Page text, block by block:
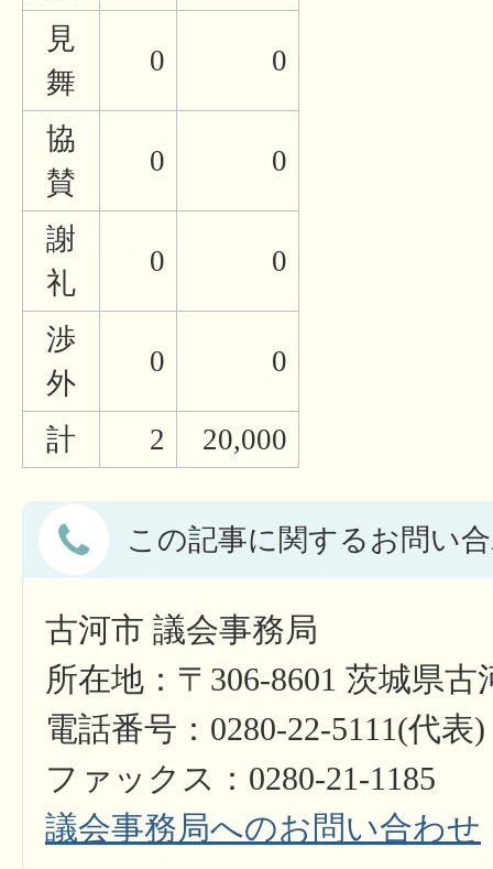
見
舞
0 0
協
賛
0 0
謝
礼
0 0
渉
外
0 0
計 2 20,000
この記事に関するお問い
古河市 議会事務局
所在地：〒306-8601 茨城県
電話番号：0280-22-5111(代表)
ファックス：0280-21-1185
議会事務局へのお問い合わせ